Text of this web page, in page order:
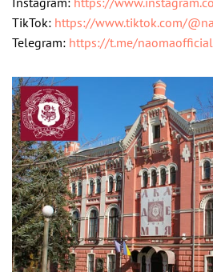
TikTok: https://www.tiktok.com/
Telegram: https://t.me/naomaofficial